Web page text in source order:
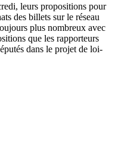
leurs propositions pour
des billets sur le réseau
plus nombreux avec
que les rapporteurs
dans le projet de loi-